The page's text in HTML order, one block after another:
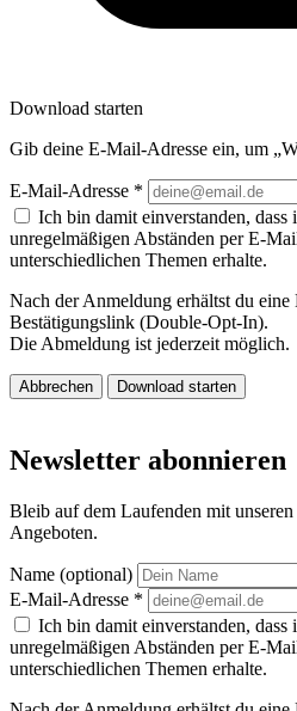
Download starten
Gib deine E-Mail-Adresse ein, um
E-Mail-Adresse *
Ich bin damit einverstanden,
unregelmäßigen Abständen per E-
unterschiedlichen Themen erhalte.
Nach der Anmeldung erhältst du
Bestätigungslink (Double-Opt-In).
Die Abmeldung ist jederzeit möglich.
Abbrechen Download starten
Newsletter abonnieren
Bleib auf dem Laufenden mit unseren
Angeboten.
Name (optional)
E-Mail-Adresse *
Ich bin damit einverstanden,
unregelmäßigen Abständen per E-
unterschiedlichen Themen erhalte.